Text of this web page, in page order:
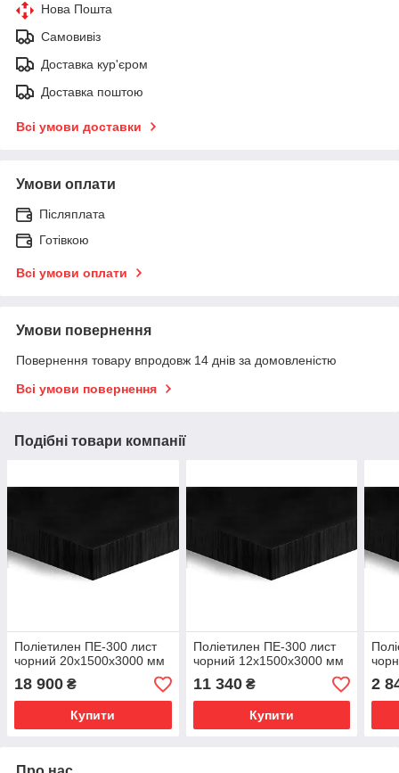
Нова Пошта
Самовивіз
Доставка кур'єром
Доставка поштою
Всі умови доставки
Умови оплати
Післяплата
Готівкою
Всі умови оплати
Умови повернення
Повернення товару впродовж 14 днів за домовленістю
Всі умови повернення
Подібні товари компанії
Поліетилен ПЕ-300 лист
чорний 20х1500х3000 мм
18 900 ₴
Купити
Поліетилен ПЕ-300 лист
чорний 12х1500х3000 мм
11 340₴
Купити
2